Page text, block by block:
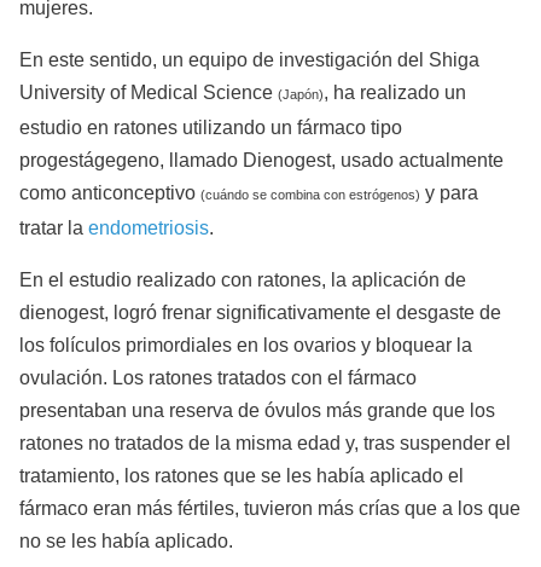
mujeres.
En este sentido, un equipo de investigación del Shiga
University of Medical Science (Japón), ha realizado un
estudio en ratones utilizando un fármaco tipo
progestágegeno, llamado Dienogest, usado actualmente
como anticonceptivo (cuándo se combina con estrógenos) y para
tratar la endometriosis.
En el estudio realizado con ratones, la aplicación de
dienogest, logró frenar significativamente el desgaste de
los folículos primordiales en los ovarios y bloquear la
ovulación. Los ratones tratados con el fármaco
presentaban una reserva de óvulos más grande que los
ratones no tratados de la misma edad y, tras suspender el
tratamiento, los ratones que se les había aplicado el
fármaco eran más fértiles, tuvieron más crías que a los que
no se les había aplicado.